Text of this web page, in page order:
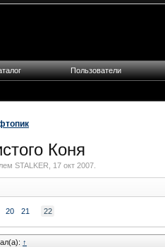
Коня
STALKER 17 окт 2007
20 21 22
↑
Пользователи